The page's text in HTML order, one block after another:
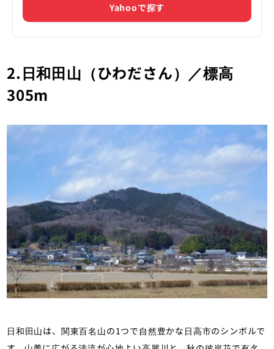
Yahooで探す
2.日和田山（ひわださん）／標高
305m
日和田山は、関東百名山の1つで自然豊かな日高市のシンボルで